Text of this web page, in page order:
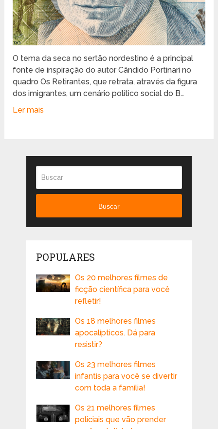
O tema da seca no sertão nordestino é a principal
fonte de inspiração do autor Cândido Portinari no
quadro Os Retirantes, que retrata, através da figura
dos imigrantes, um cenário político social do B…
Ler mais
Buscar
POPULARES
Os 20 melhores filmes de
ficção científica para você
refletir!
Os 18 melhores filmes
apocalípticos. Dá para
resistir?
Os 23 melhores filmes
infantis para você se divertir
com toda a família!
Os 21 melhores filmes
policiais que vão prender